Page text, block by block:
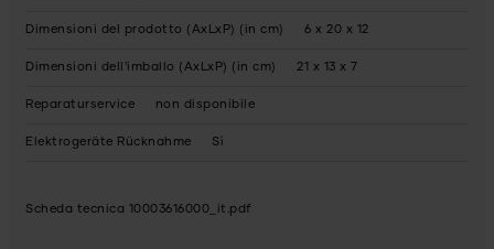
Dimensioni del prodotto (AxLxP) (in cm) 6 x 20 x 12
Dimensioni dell'imballo (AxLxP) (in cm) 21 x 13 x 7
Reparaturservice non disponibile
Elektrogeräte Rücknahme Sì
Scheda tecnica 10003616000_it.pdf